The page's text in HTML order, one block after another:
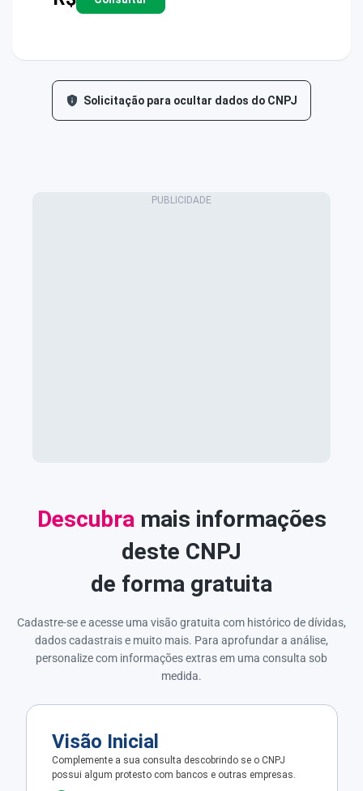
Solicitação para ocultar dados do CNPJ
Descubra mais informações
deste CNPJ
de forma gratuita
Cadastre-se e acesse uma visão gratuita com histórico de dívidas,
dados cadastrais e muito mais. Para aprofundar a análise,
personalize com informações extras em uma consulta sob
medida.
Visão Inicial
Complemente a sua consulta descobrindo se o CNPJ
possui algum protesto com bancos e outras empresas.